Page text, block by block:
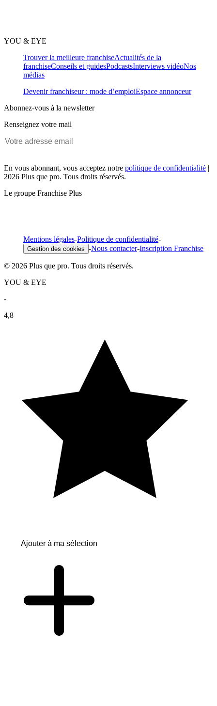
YOU & EYE
Trouver la meilleure franchiseActualités de la
franchiseConseils et guidesPodcastsInterviews vidéoNos
médias
Devenir franchiseur : mode d’emploiEspace annonceur
Abonnez-vous à la newsletter
Renseignez votre mail
En vous abonnant, vous acceptez notre politique de confidentialité |
2026 Plus que pro. Tous droits réservés.
Le groupe Franchise Plus
Mentions légales-Politique de confidentialité-
Gestion des cookies -Nous contacter-Inscription Franchise
© 2026 Plus que pro. Tous droits réservés.
YOU & EYE
-
4,8
Ajouter à ma sélection